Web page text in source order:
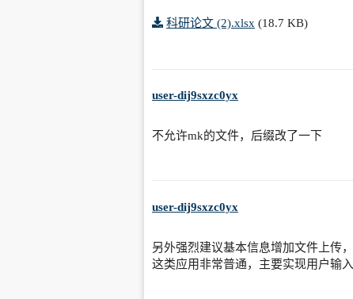
科研论文 (2).xlsx (18.7 KB)
user-dij9sxzc0yx
不允许mk的文件，后缀改了一下
user-dij9sxzc0yx
另外强烈建议基本信息增加文件上传
这类应用非常普通，主要实现用户输